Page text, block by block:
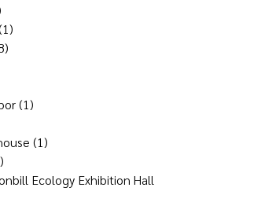
(1)
(1)
Ecology Exhibition Hall